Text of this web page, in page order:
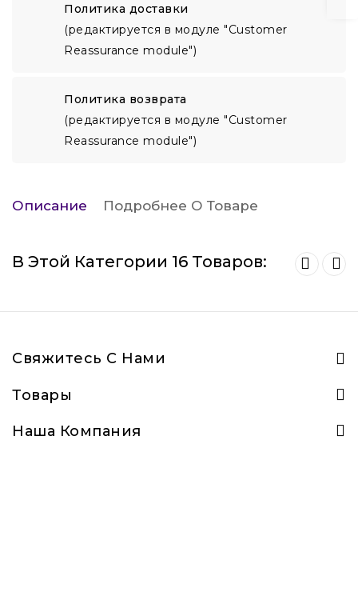
Политика доставки
(редактируется в модуле "Customer
Reassurance module")
Политика возврата
(редактируется в модуле "Customer
Reassurance module")
Описание Подробнее О Товаре
В Этой Категории 16 Товаров:
Свяжитесь С Нами
Товары
Наша Компания